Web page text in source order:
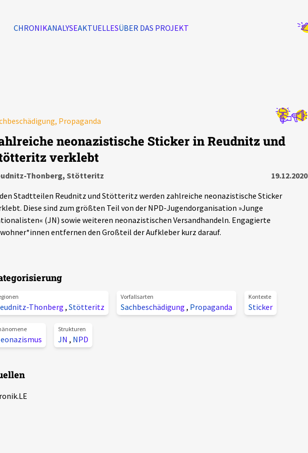
CHRONIKANALYSEAKTUELLESÜBER DAS PROJEKT
Propaganda
neonazistische Sticker in Reudnitz und
verklebt
Thonberg, Stötteritz
19.12.2020
Stadtteilen Reudnitz und Stötteritz werden zahlreiche neonazistische Sticker
Diese sind zum größten Teil von der NPD-Jugendorganisation »Junge
(JN) sowie weiteren neonazistischen Versandhandeln. Engagierte
entfernen den Großteil der Aufkleber kurz darauf.
Thonberg, Stötteritz
Vorfallsarten
Sachbeschädigung , Propaganda
Kontexte
Sticker
Strukturen
JN , NPD
Ereignisse Statistik